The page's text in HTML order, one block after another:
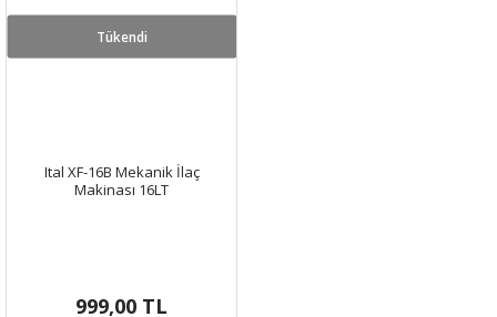
Tükendi
Ital XF-16B Mekanik İlaç
Makinası 16LT
999,00 TL